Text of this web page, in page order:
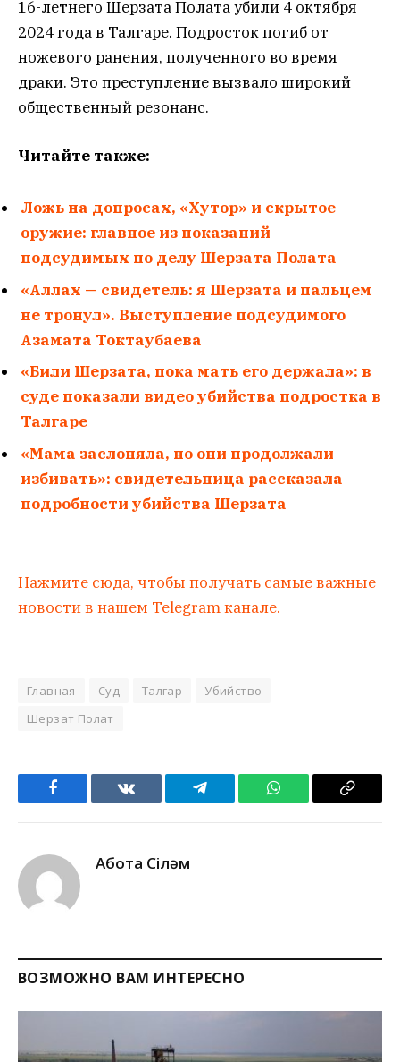
16-летнего Шерзата Полата убили 4 октября
2024 года в Талгаре. Подросток погиб от
ножевого ранения, полученного во время
драки. Это преступление вызвало широкий
общественный резонанс.
Читайте также:
Ложь на допросах, «Хутор» и скрытое
оружие: главное из показаний
подсудимых по делу Шерзата Полата
«Аллах — свидетель: я Шерзата и пальцем
не тронул». Выступление подсудимого
Азамата Токтаубаева
«Били Шерзата, пока мать его держала»: в
суде показали видео убийства подростка в
Талгаре
«Мама заслоняла, но они продолжали
избивать»: свидетельница рассказала
подробности убийства Шерзата
Нажмите сюда, чтобы получать самые важные
новости в нашем Telegram канале.
Главная Суд Талгар
Убийство
Шерзат Полат
Facebook VKontakteTelegram WhatsApp Copy
Ақбота Сіләм
ВОЗМОЖНО ВАМ ИНТЕРЕСНО